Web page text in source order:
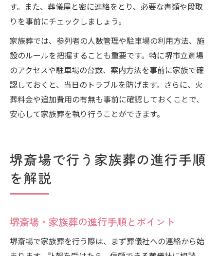
す。また、葬儀屋と密に連絡をとり、必要な書類や段取
りを事前にチェックしましょう。
家族葬では、参列者の人数管理や駐車場の利用方法、施
設のルールを把握することも重要です。特に堺市立斎場
のアクセスや駐車場の台数、案内方法を事前に家族で確
認しておくと、当日のトラブルを防げます。さらに、火
葬料金や追加費用の有無も事前に確認しておくことで、
安心して家族葬を執り行うことができます。
堺斎場で行う家族葬の進行手順
を解説
堺斎場・家族葬の進行手順とポイント
堺斎場で家族葬を行う際は、まず葬儀社への連絡から始